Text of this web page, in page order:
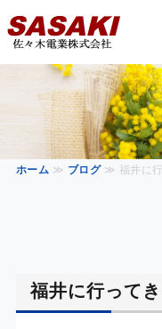
ホーム
仕事内容
会社情報
ホーム ≫ ブログ≫ 福井に
福井に行ってき